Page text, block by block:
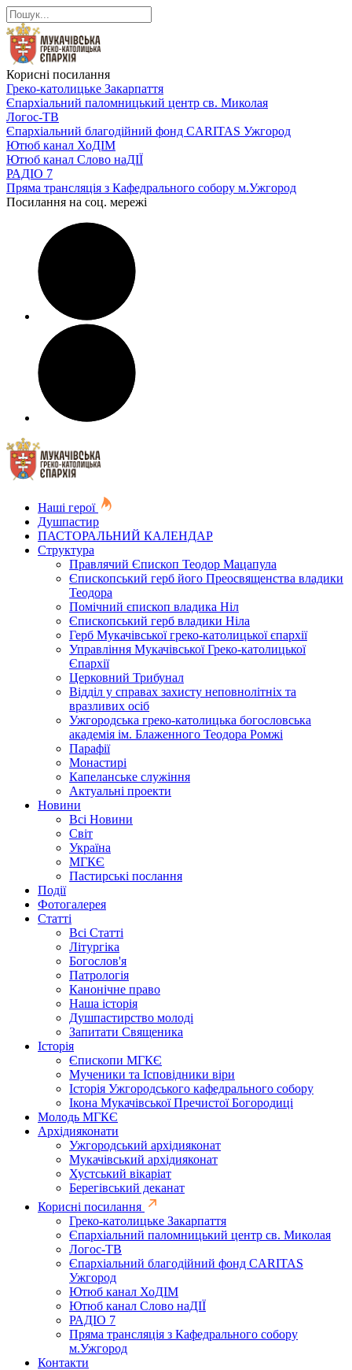
Корисні посилання
Греко-католицьке Закарпаття
Єпархіальний паломницький центр св. Миколая
Логос-ТВ
Єпархіальний благодійний фонд CARITAS Ужгород
Ютюб канал ХоДІМ
Ютюб канал Слово наДІЇ
РАДІО 7
Пряма трансляція з Кафедрального собору м.Ужгород
Посилання на соц. мережі
Наші герої
Душпастир
ПАСТОРАЛЬНИЙ КАЛЕНДАР
Структура
Правлячий Єпископ Теодор Мацапула
Єпископський герб його Преосвященства владики
Теодора
Помічний єпископ владика Ніл
Єпископський герб владики Ніла
Герб Мукачівської греко-католицької єпархії
Управління Мукачівської Греко-католицької
Єпархії
Церковний Трибунал
Відділ у справах захисту неповнолітніх та
вразливих осіб
Ужгородська греко-католицька богословська
академія ім. Блаженного Теодора Ромжі
Парафії
Монастирі
Капеланське служіння
Актуальні проекти
Новини
Всі Новини
Світ
Україна
МГКЄ
Пастирські послання
Події
Фотогалерея
Статті
Всі Статті
Літургіка
Богослов'я
Патрологія
Канонічне право
Наша історія
Душпастирство молоді
Запитати Священика
Історія
Єпископи МГКЄ
Мученики та Ісповідники віри
Історія Ужгородського кафедрального собору
Ікона Мукачівської Пречистої Богородиці
Молодь МГКЄ
Архідияконати
Ужгородський архідияконат
Мукачівський архідияконат
Хустський вікаріат
Берегівський деканат
Корисні посилання
Греко-католицьке Закарпаття
Єпархіальний паломницький центр св. Миколая
Логос-ТВ
Єпархіальний благодійний фонд CARITAS
Ужгород
Ютюб канал ХоДІМ
Ютюб канал Слово наДІЇ
РАДІО 7
Пряма трансляція з Кафедрального собору
м.Ужгород
Контакти